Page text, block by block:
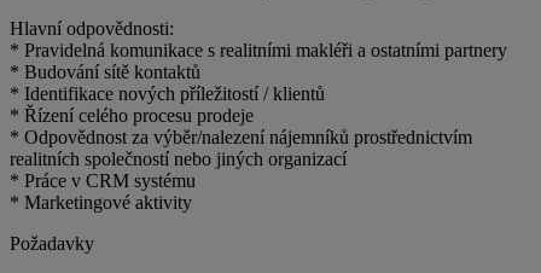
Hlavní odpovědnosti:
* Pravidelná komunikace s realitními makléři a ostatními partnery
* Budování sítě kontaktů
* Identifikace nových příležitostí / klientů
* Řízení celého procesu prodeje
* Odpovědnost za výběr/nalezení nájemníků prostřednictvím
realitních společností nebo jiných organizací
* Práce v CRM systému
* Marketingové aktivity
Požadavky